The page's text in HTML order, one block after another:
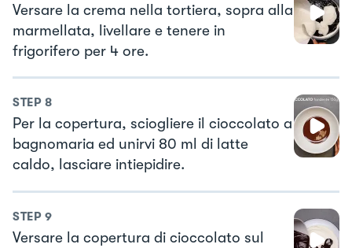
Versare la crema nella tortiera, sopra alla
marmellata, livellare e tenere in
frigorifero per 4 ore.
STEP 8
Per la copertura, sciogliere il cioccolato a
bagnomaria ed unirvi 80 ml di latte
caldo, lasciare intiepidire.
STEP 9
Versare la copertura di cioccolato sul